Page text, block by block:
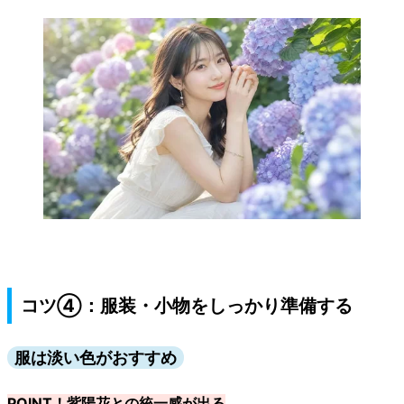
コツ④：服装・小物をしっかり準備する
服は淡い色がおすすめ